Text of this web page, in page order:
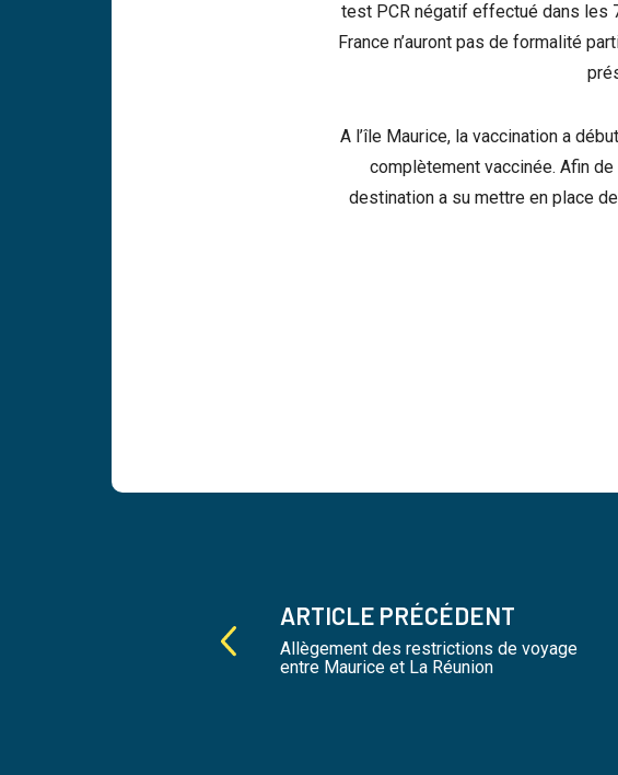
test PCR négatif effectué dans les
France n’auront pas de formalité
A l’île Maurice, la vaccination a
complètement vaccinée. Afin
destination a su mettre en place
ARTICLE PRÉCÉDENT
Allègement des restrictions de voyage
entre Maurice et La Réunion